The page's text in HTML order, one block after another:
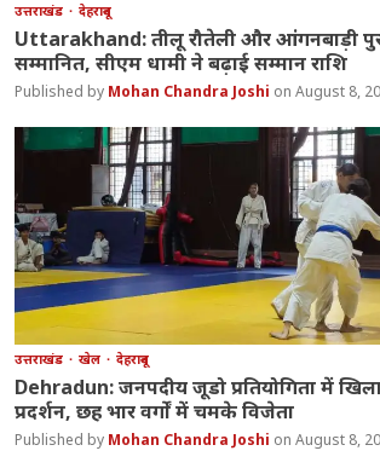
उत्तराखंड देहरादून
Uttarakhand: तीलू रौतेली और आंगनबाड़ी
सम्मानित, सीएम धामी ने बढ़ाई सम्मान राशि
Mohan Chandra Joshi August 8,
उत्तराखंड खेल देहरादून
Dehradun: जनपदीय जूडो प्रतियोगिता में
प्रदर्शन, छह भार वर्गों में चमके विजेता
Mohan Chandra Joshi August 8,